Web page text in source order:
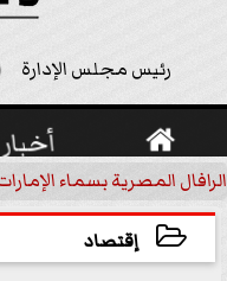
رئيس مجلس الإدارة
 أخبار
الرافال المصرية بسماء
إقتصاد